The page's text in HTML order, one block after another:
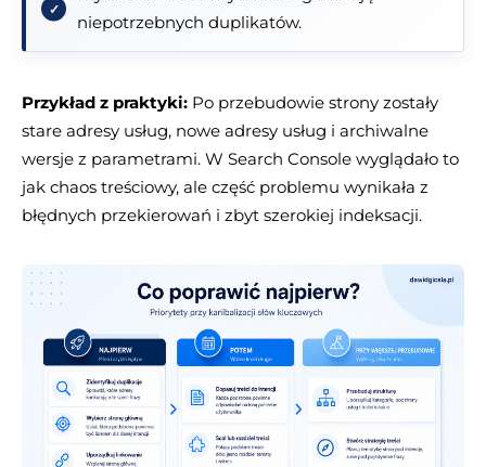
niepotrzebnych duplikatów.
Przykład z praktyki: Po przebudowie strony zostały
stare adresy usług, nowe adresy usług i archiwalne
wersje z parametrami. W Search Console wyglądało to
jak chaos treściowy, ale część problemu wynikała z
błędnych przekierowań i zbyt szerokiej indeksacji.